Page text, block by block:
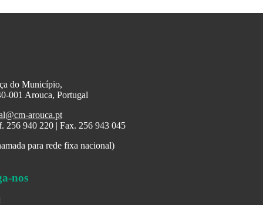
do Município,
001 Arouca, Portugal
arouca.pt
256 940 220 | Fax. 256 943 045
para rede fixa nacional)
nos